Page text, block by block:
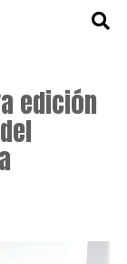
edición